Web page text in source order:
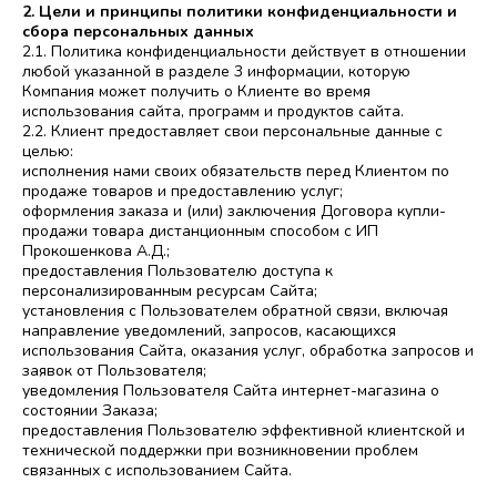
2. Цели и принципы политики конфиденциальности и
сбора персональных данных
2.1. Политика конфиденциальности действует в отношении
любой указанной в разделе 3 информации, которую
Компания может получить о Клиенте во время
использования сайта, программ и продуктов сайта.
2.2. Клиент предоставляет свои персональные данные с
целью:
исполнения нами своих обязательств перед Клиентом по
продаже товаров и предоставлению услуг;
оформления заказа и (или) заключения Договора купли-
продажи товара дистанционным способом с ИП
Прокошенкова А.Д.;
предоставления Пользователю доступа к
персонализированным ресурсам Сайта;
установления с Пользователем обратной связи, включая
направление уведомлений, запросов, касающихся
использования Сайта, оказания услуг, обработка запросов и
заявок от Пользователя;
уведомления Пользователя Сайта интернет-магазина о
состоянии Заказа;
предоставления Пользователю эффективной клиентской и
технической поддержки при возникновении проблем
связанных с использованием Сайта.